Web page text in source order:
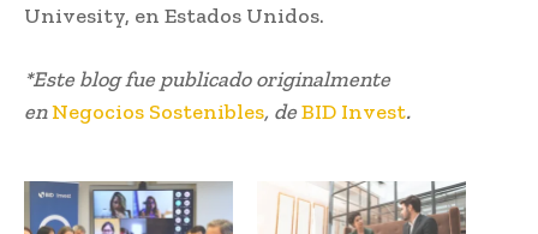
Univesity, en Estados Unidos.
*Este blog fue publicado originalmente
enNegocios Sostenibles, deBID Invest.